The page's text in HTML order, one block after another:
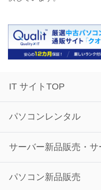
IT サイトTOP
パソコンレンタル
サーバー新品販売・サ
パソコン新品販売